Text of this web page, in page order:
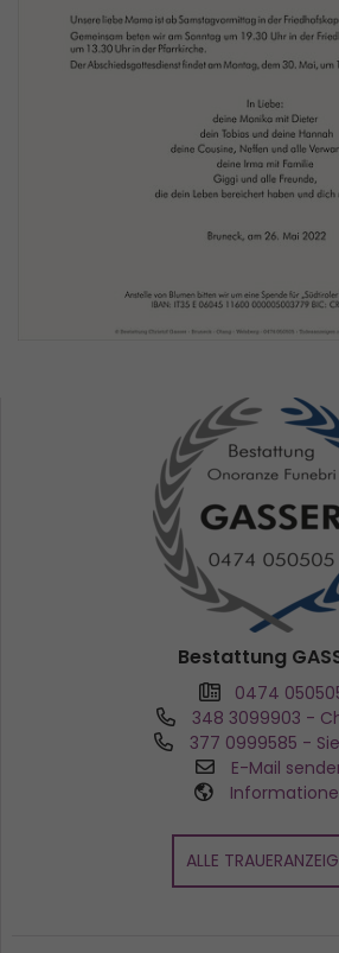
Bestattung
0474
348 3099903 -
377 0999585 -
E-Mail
ALLE